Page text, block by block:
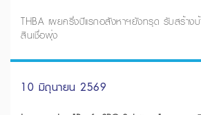
THBA เผยครึ่งปีแรกอสังหาฯยังทรุด รับสร้าง
สินเชื่อพุ่ง
10 มิถุนายน 2569